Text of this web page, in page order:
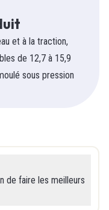
et à la traction,
de 12,7 à 15,9
sous pression
de faire les meilleurs